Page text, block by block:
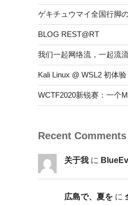
ゲキチュウマイ全国行脚
BLOG REST@RT
我们一起网络流，一起流
Kali Linux @ WSL2 初体验
WCTF2020新锐赛：一个
Recent Comments
关于我に
広島で、夏をに